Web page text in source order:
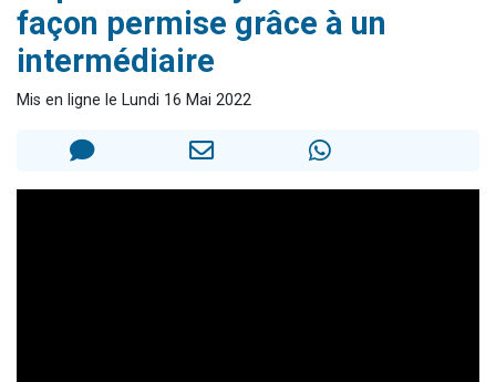
Dovan vient de donner son Maasser
façon permise grâce à un
intermédiaire
Mis en ligne le Lundi 16 Mai 2022